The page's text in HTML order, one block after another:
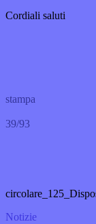
Cordiali saluti
Firma
stampa
ai sensi
39/93
Notizie